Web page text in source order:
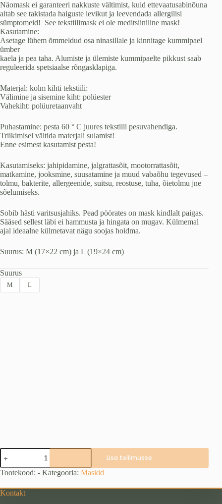
Näomask ei garanteeri nakkuste vältimist, kuid ettevaatusabinõuna
aitab see takistada haiguste levikut ja leevendada allergilisi
sümptomeid! See tekstiilimask ei ole meditsiiniline mask!
Kasutamine:
Asetage lühem õmmeldud osa ninasillale ja kinnitage kummipael
ümber
kaela ja pea taha. Alumiste ja ülemiste kummipaelte pikkust saab
reguleerida spetsiaalse rõngasklapiga.
Materjal: kolm kihti tekstiili:
Välimine ja sisemine kiht: polüester
Vahekiht: polüuretaanvaht
Puhastamine: pesta 60 ° C juures tekstiili pesuvahendiga.
Triikimisel vältida materjali sulamist!
Enne esimest kasutamist pesta!
Kasutamiseks: jahipidamine, jalgrattasõit, mootorrattasõit,
matkamine, jooksmine, suusatamine ja muud vabaõhu tegevused –
tolmu, bakterite, allergeenide, suitsu, reostuse, tuha, õietolmu jne
sõelumiseks.
Sobib hästi varitsusjahiks. Pead pöörates on mask kindlalt paigas.
Sääsed sellest läbi ei hammusta ja hingata on mugav. Külmemal
ajal ideaalne külmetavat nägu soojas hoidma.
Suurus: M (17×22 cm) ja L (19×24 cm)
Suurus
M L
Näomask
WZ
(roheline,
ruuduline)
Lisa tellimusse
Tootekood: - Kategooria: Maskid
Kontakt